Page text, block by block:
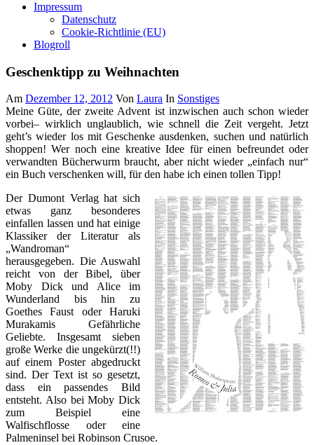
Impressum
Datenschutz
Cookie-Richtlinie (EU)
Blogroll
Geschenktipp zu Weihnachten
Am Dezember 12, 2012 Von Laura In Sonstiges
Meine Güte, der zweite Advent ist inzwischen auch schon wieder
vorbei– wirklich unglaublich, wie schnell die Zeit vergeht. Jetzt
geht’s wieder los mit Geschenke ausdenken, suchen und natürlich
shoppen! Wer noch eine kreative Idee für einen befreundet oder
verwandten Bücherwurm braucht, aber nicht wieder „einfach nur“
ein Buch verschenken will, für den habe ich einen tollen Tipp!
Der Dumont Verlag hat sich
etwas ganz besonderes
einfallen lassen und hat einige
Klassiker der Literatur als
„Wandroman“
herausgegeben. Die Auswahl
reicht von der Bibel, über
Moby Dick und Alice im
Wunderland bis hin zu
Goethes Faust oder Haruki
Murakamis Gefährliche
Geliebte. Insgesamt sieben
große Werke die ungekürzt(!!)
auf einem Poster abgedruckt
sind. Der Text ist so gesetzt,
dass ein passendes Bild
entsteht. Also bei Moby Dick
zum Beispiel eine
Walfischflosse oder eine
Palmeninsel bei Robinson Crusoe.